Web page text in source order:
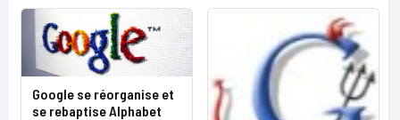
Google se réorganise et
se rebaptise Alphabet